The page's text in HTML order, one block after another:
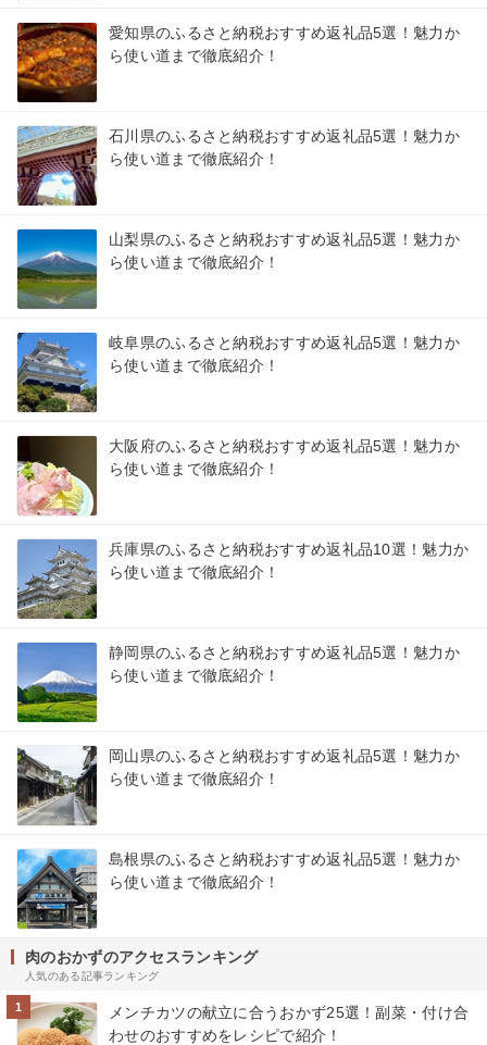
愛知県のふるさと納税おすすめ返礼品5選！魅力か
ら使い道まで徹底紹介！
石川県のふるさと納税おすすめ返礼品5選！魅力か
ら使い道まで徹底紹介！
山梨県のふるさと納税おすすめ返礼品5選！魅力か
ら使い道まで徹底紹介！
岐阜県のふるさと納税おすすめ返礼品5選！魅力か
ら使い道まで徹底紹介！
大阪府のふるさと納税おすすめ返礼品5選！魅力か
ら使い道まで徹底紹介！
兵庫県のふるさと納税おすすめ返礼品10選！魅力か
ら使い道まで徹底紹介！
静岡県のふるさと納税おすすめ返礼品5選！魅力か
ら使い道まで徹底紹介！
岡山県のふるさと納税おすすめ返礼品5選！魅力か
ら使い道まで徹底紹介！
島根県のふるさと納税おすすめ返礼品5選！魅力か
ら使い道まで徹底紹介！
肉のおかずのアクセスランキング
人気のある記事ランキング
1
メンチカツの献立に合うおかず25選！副菜・付け合
わせのおすすめをレシピで紹介！